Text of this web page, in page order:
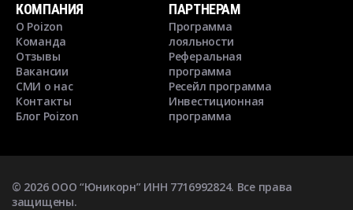
КОМПАНИЯ
О Poizon
Команда
Отзывы
Вакансии
СМИ о нас
Контакты
Блог Poizon
ПАРТНЕРАМ
Программа
лояльности
Реферальная
программа
Ресейл программа
Инвестиционная
программа
© 2026ООО “Юникорн” ИНН 7716992824. Все права
защищены.